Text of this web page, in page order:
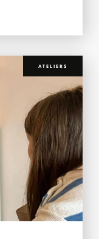
ATELIERS